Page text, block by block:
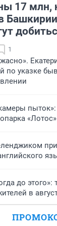
17 млн,
1
по указке
до этого»:
в